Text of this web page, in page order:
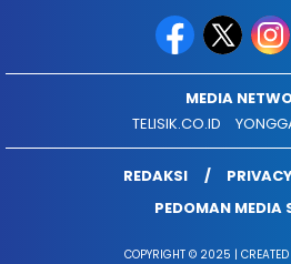
MEDIA
TELISIK.CO.ID
REDAKSI
PEDOMAN MEDIA
COPYRIGHT © 2025 | CREATED